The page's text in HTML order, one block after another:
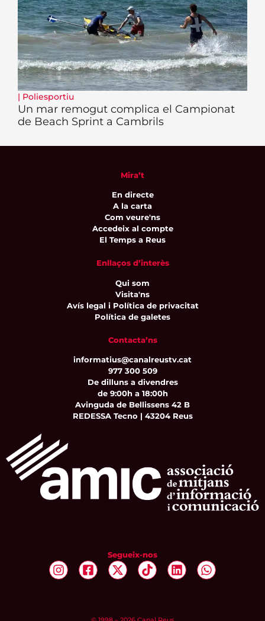
| Poliesportiu
Un mar remogut complica el Campionat
de Beach Sprint a Cambrils
Mira’t
En directe
A la carta
Com veure'ns
Accedeix al compte
El Temps a Reus
Enllaços d’interès
Qui som
Visita'ns
Avís legal i Política de privacitat
Política de galetes
Contacta’ns
informatius@canalreustv.cat
977 300 509
De dilluns a divendres
de 9:00h a 18:00h
Avinguda de Bellissens 42 B
REDESSA Tecno | 43204 Reus
Segueix-nos